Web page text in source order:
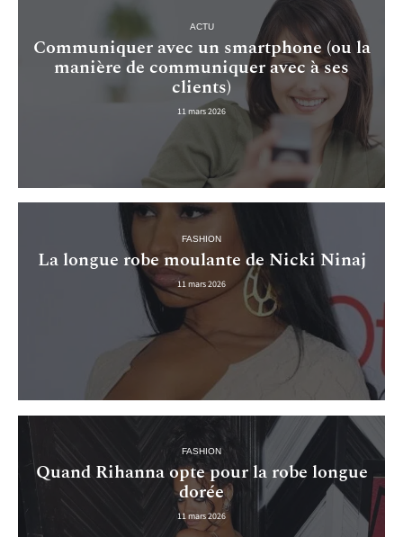
ACTU
Communiquer avec un smartphone (ou la
manière de communiquer avec à ses
clients)
11 mars 2026
FASHION
La longue robe moulante de Nicki Ninaj
11 mars 2026
FASHION
Quand Rihanna opte pour la robe longue
dorée
11 mars 2026